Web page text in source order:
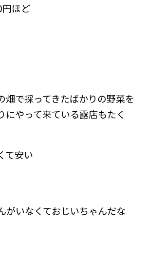
ほど
畑で採ってきたばかりの野菜を
やって来ている露店もたく
て安い
がいなくておじいちゃんだな
行記